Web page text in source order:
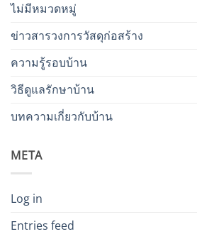
ไม่มีหมวดหมู่
ข่าวสารวงการวัสดุก่อสร้าง
ความรู้รอบบ้าน
วิธีดูแลรักษาบ้าน
บทความเกี่ยวกับบ้าน
META
Log in
Entries feed